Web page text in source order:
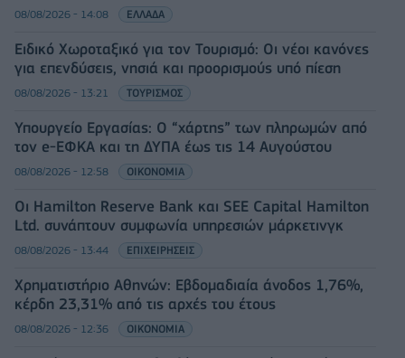
08/08/2026 - 14:08 ΕΛΛΑΔΑ
Ειδικό Χωροταξικό για τον Τουρισμό: Οι νέοι κανόνες
για επενδύσεις, νησιά και προορισμούς υπό πίεση
08/08/2026 - 13:21 ΤΟΥΡΙΣΜΟΣ
Υπουργείο Εργασίας: Ο “χάρτης” των πληρωμών από
τον e-ΕΦΚΑ και τη ΔΥΠΑ έως τις 14 Αυγούστου
08/08/2026 - 12:58 ΟΙΚΟΝΟΜΙΑ
Οι Hamilton Reserve Bank και SEE Capital Hamilton
Ltd. συνάπτουν συμφωνία υπηρεσιών μάρκετινγκ
08/08/2026 - 13:44 ΕΠΙΧΕΙΡΗΣΕΙΣ
Χρηματιστήριο Αθηνών: Εβδομαδιαία άνοδος 1,76%,
κέρδη 23,31% από τις αρχές του έτους
08/08/2026 - 12:36 ΟΙΚΟΝΟΜΙΑ